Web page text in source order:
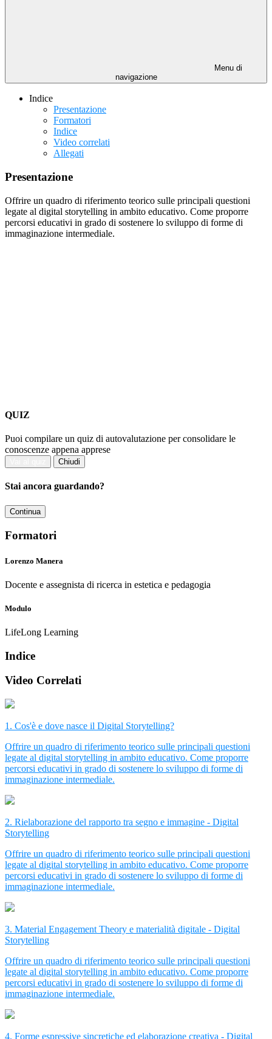
Menu di
navigazione
Indice
Presentazione
Formatori
Indice
Video correlati
Allegati
Presentazione
Offrire un quadro di riferimento teorico sulle principali questioni
legate al digital storytelling in ambito educativo. Come proporre
percorsi educativi in grado di sostenere lo sviluppo di forme di
immaginazione intermediale.
QUIZ
Puoi compilare un quiz di autovalutazione per consolidare le
conoscenze appena apprese
Chiudi
Stai ancora guardando?
Continua
Formatori
Lorenzo Manera
Docente e assegnista di ricerca in estetica e pedagogia
Modulo
LifeLong Learning
Indice
Video Correlati
1. Cos'è e dove nasce il Digital Storytelling?
Offrire un quadro di riferimento teorico sulle principali questioni
legate al digital storytelling in ambito educativo. Come proporre
percorsi educativi in grado di sostenere lo sviluppo di forme di
immaginazione intermediale.
2. Rielaborazione del rapporto tra segno e immagine - Digital
Storytelling
Offrire un quadro di riferimento teorico sulle principali questioni
legate al digital storytelling in ambito educativo. Come proporre
percorsi educativi in grado di sostenere lo sviluppo di forme di
immaginazione intermediale.
3. Material Engagement Theory e materialità digitale - Digital
Storytelling
Offrire un quadro di riferimento teorico sulle principali questioni
legate al digital storytelling in ambito educativo. Come proporre
percorsi educativi in grado di sostenere lo sviluppo di forme di
immaginazione intermediale.
4. Forme espressive sincretiche ed elaborazione creativa - Digital